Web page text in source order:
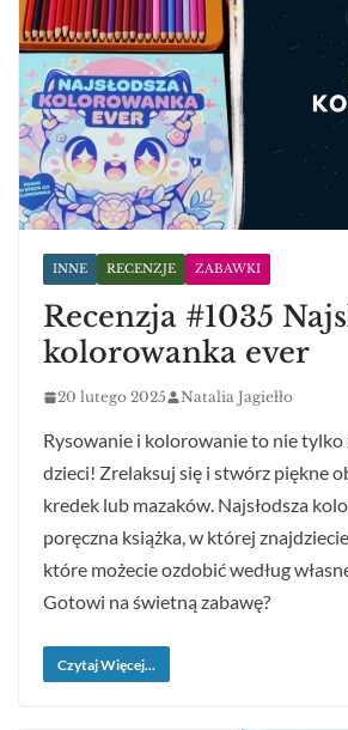
INNE RECENZJE ZABAWKI
Recenzja #1035
kolorowanka ever
20 lutego 2025 Natalia Jagiełło
Rysowanie i kolorowanie to nie tylko
dzieci! Zrelaksuj się i stwórz piękne
kredek lub mazaków. Najsłodsza
poręczna książka, w której
które możecie ozdobić według
Gotowi na świetną zabawę?
Czytaj Więcej...